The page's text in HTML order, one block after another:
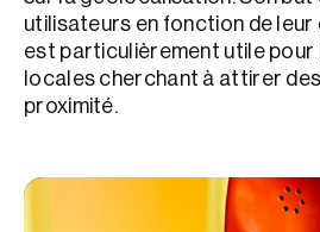
utilisateurs en fonction de leur
est particulièrement utile
locales cherchant à attirer
proximité.